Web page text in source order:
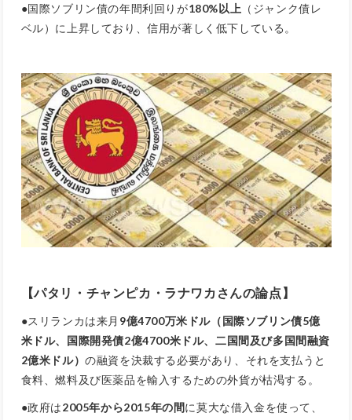
●国際ソブリン債の年間利回りが180%以上 （ジャンク債レ
ベル）に上昇しており、信用が著しく低下している。
【パタリ・チャンピカ・ラナワカ さんの論点】
●スリランカは来月 9億4700万米ドル（国際ソブリン債5億
米ドル、国際開発債2億4700米ドル、二国間及び多国間融資
2億米ドル）の融資を決裁する必要があり、それを支払うと
食料、燃料及び医薬品を輸入するための外貨が枯渇する。
●政府は2005年から2015年の間に莫大な借入金を使って、